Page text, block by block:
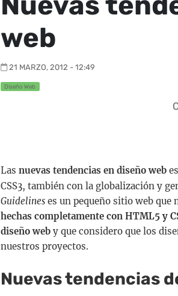
web
21 MARZO, 2012 - 12:49
Diseño Web
Las nuevas tendencias en diseño web
CSS3, también con la globalización y
Guidelines es un pequeño sitio web que
hechas completamente con HTML5 y
diseño web y que considero que los
nuestros proyectos.
Nuevas tendencias